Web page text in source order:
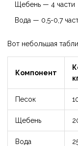
Щебень — 4 части
Вода — 0,5-0,7
Вот небольшая
Компонент
Песок
Щебень
Вода